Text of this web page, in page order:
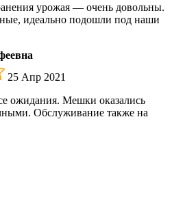
урожая — очень довольны.
идеально подошли под наши
25 Апр 2021
ожидания. Мешки оказались
Обслуживание также на